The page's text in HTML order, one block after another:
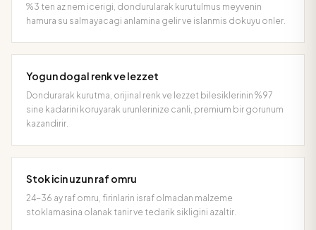
%3 ten az nem icerigi, dondurularak kurutulmus meyvenin
hamura su salmayacagi anlamina gelir ve islanmis dokuyu onler.
Yogun dogal renk ve lezzet
Dondurarak kurutma, orijinal renk ve lezzet bilesiklerinin %97
sine kadarini koruyarak urunlerinize canli, premium bir gorunum
kazandirir.
Stok icin uzun raf omru
24-36 ay raf omru, firinlarin israf olmadan malzeme
stoklamasina olanak tanir ve tedarik sikligini azaltir.